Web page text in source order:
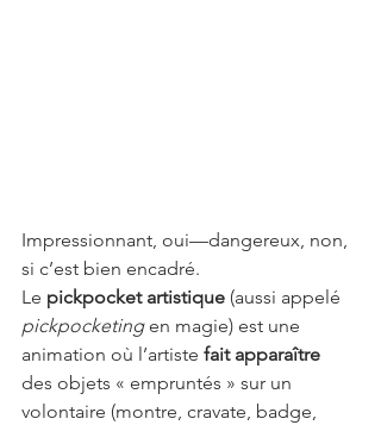
Impressionnant, oui—dangereux, non,
si c’est bien encadré.
Le pickpocket artistique (aussi appelé
pickpocketing en magie) est une
animation où l’artiste fait apparaître
des objets « empruntés » sur un
volontaire (montre, cravate, badge,